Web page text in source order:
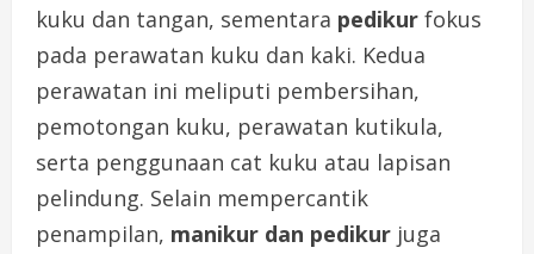
kuku dan tangan, sementara pedikur fokus
pada perawatan kuku dan kaki. Kedua
perawatan ini meliputi pembersihan,
pemotongan kuku, perawatan kutikula,
serta penggunaan cat kuku atau lapisan
pelindung. Selain mempercantik
penampilan, manikur dan pedikur juga